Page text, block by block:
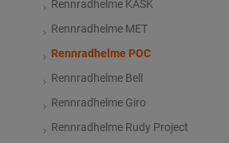
Rennradhelme KASK
Rennradhelme MET
Rennradhelme POC
Rennradhelme Bell
Rennradhelme Giro
Rennradhelme Rudy Project